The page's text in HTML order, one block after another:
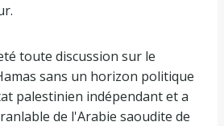
toute discussion sur le
sans un horizon politique
palestinien indépendant et a
de l'Arabie saoudite de